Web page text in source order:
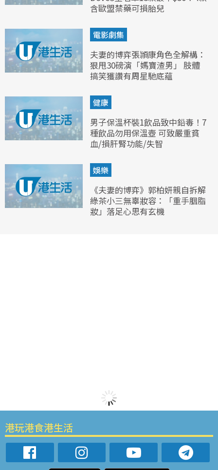
含歐盟禁藥可損胎兒
電影劇集
夫妻的博弈張頴康角色全解構：
狠甩30磅演「媽寶渣男」 肢體
搞笑獲讚有周星馳底蘊
健康
男子保溫杯裝1飲品致中鉛毒！7
種飲品勿用保溫壺 可致嚴重貧
血/損肝腎功能/失智
娛樂
《夫妻的博弈》郭柏妍親自拆解
綠茶小三無辜妝容：「重手胭脂
妝」落足心思有玄機
港玩港食港生活